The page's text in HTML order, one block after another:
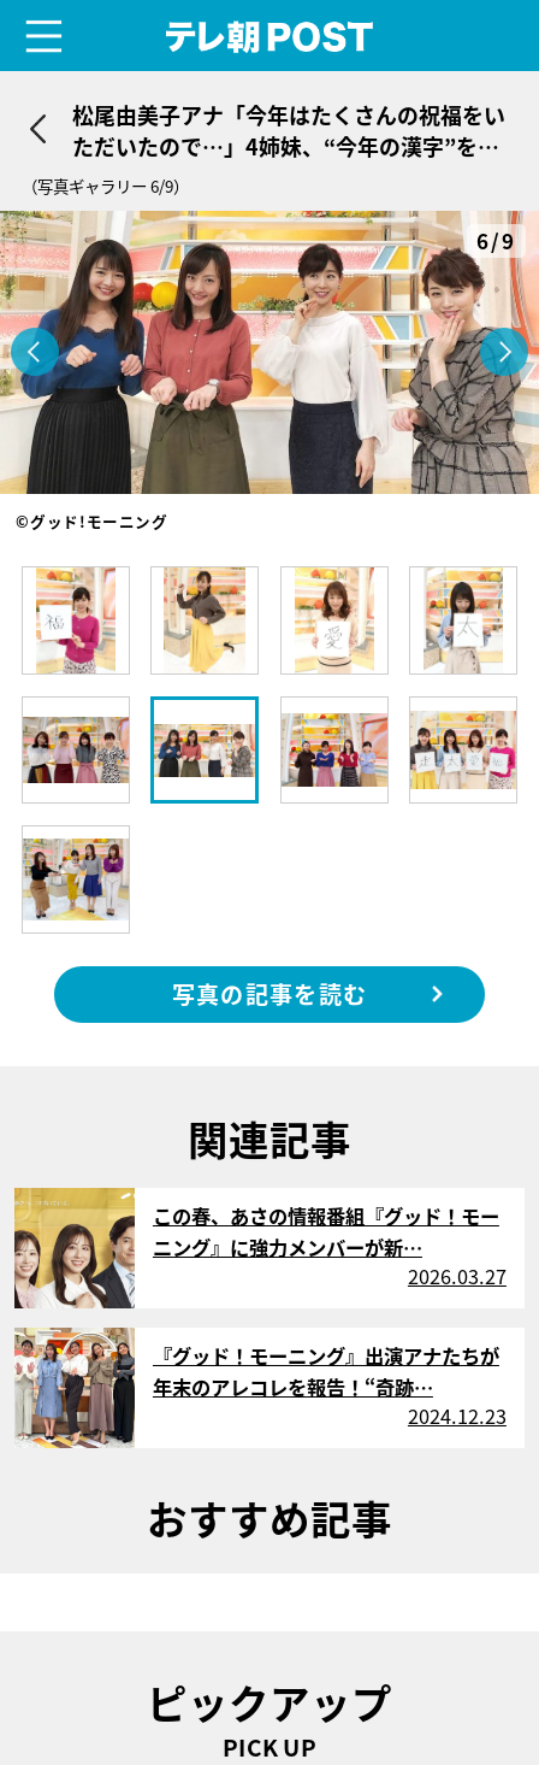
松尾由美子アナ「今年はたくさんの祝福をい
ただいたので…」4姉妹、“今年の漢字”を発
表
（写真ギャラリー 6/9）
6/9
©グッド!モーニング
写真の記事を読む
関連記事
サムネイル
この春、あさの情報番組『グッド！モー
ニング』に強力メンバーが新…
2026.03.27
サムネイル
『グッド！モーニング』出演アナたちが
年末のアレコレを報告！“奇跡…
2024.12.23
おすすめ記事
ピックアップ
PICK UP